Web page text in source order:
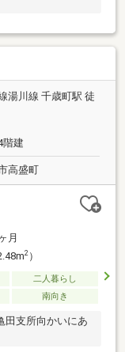
湯川線 千歳町駅 徒
階建
高盛町
月
2）
二人暮らし
南向き
田支所向かいにあ